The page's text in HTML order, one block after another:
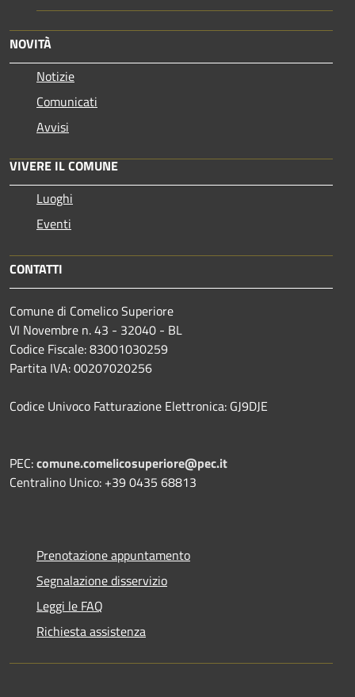
NOVITÀ
Notizie
Comunicati
Avvisi
VIVERE IL COMUNE
Luoghi
Eventi
CONTATTI
Comune di Comelico Superiore
VI Novembre n. 43 - 32040 - BL
Codice Fiscale: 83001030259
Partita IVA: 00207020256
Codice Univoco Fatturazione Elettronica: GJ9DJE
PEC:comune.comelicosuperiore@pec.it
Centralino Unico: +39 0435 68813
Prenotazione appuntamento
Segnalazione disservizio
Leggi le FAQ
Richiesta assistenza